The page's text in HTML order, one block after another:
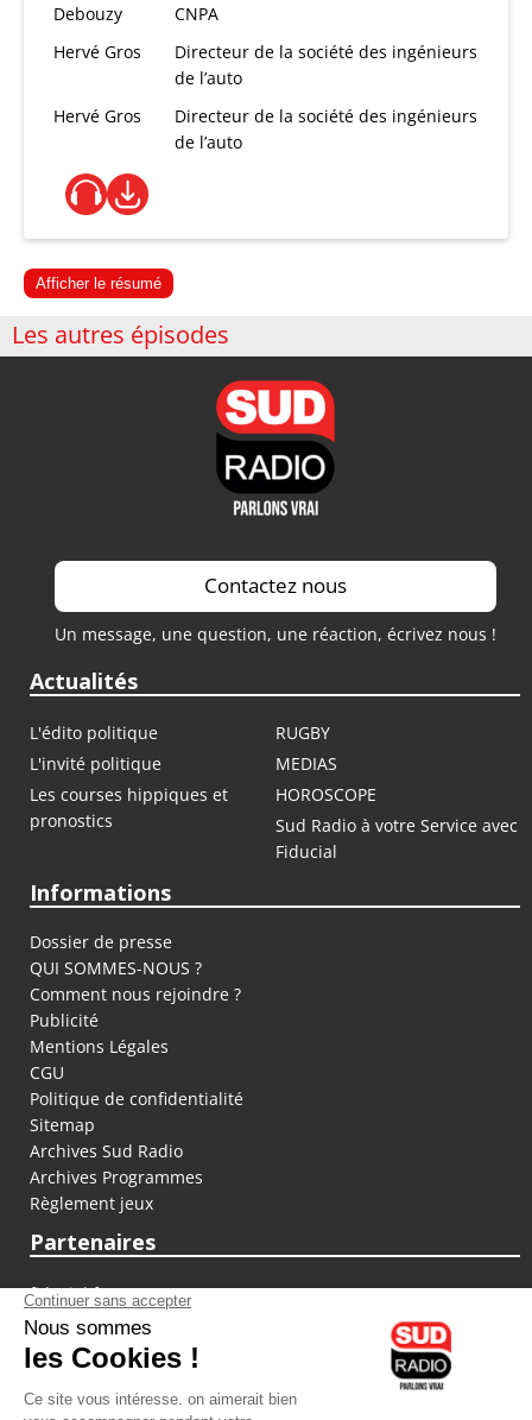
Debouzy
CNPA
Hervé Gros
Directeur de la société des ingénieurs
de l’auto
Hervé Gros
Directeur de la société des ingénieurs
de l’auto
Afficher le résumé
Les autres épisodes
Contactez nous
Un message, une question, une réaction, écrivez nous !
Actualités
L'édito politique
RUGBY
L'invité politique
MEDIAS
Les courses hippiques et
pronostics
HOROSCOPE
Sud Radio à votre Service avec
Fiducial
Informations
Dossier de presse
QUI SOMMES-NOUS ?
Comment nous rejoindre ?
Publicité
Mentions Légales
CGU
Politique de confidentialité
Sitemap
Archives Sud Radio
Archives Programmes
Règlement jeux
Partenaires
fiducial.fr
lyoncapitale.fr
olympique-et-lyonnais.com
L'application Iphone / Android